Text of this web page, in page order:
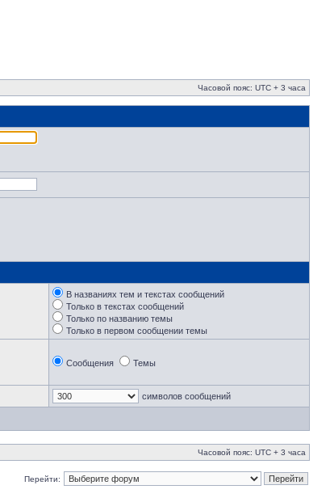
Часовой пояс: UTC + 3 часа
В названиях тем и текстах сообщений
Только в текстах сообщений
Только по названию темы
Только в первом сообщении темы
Сообщения Темы
символов сообщений
Часовой пояс: UTC + 3 часа
Перейти: